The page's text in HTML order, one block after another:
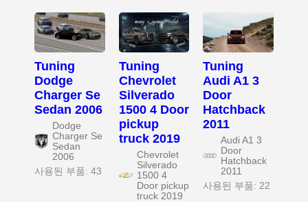
Tuning
Dodge
Charger Se
Sedan 2006
Dodge
Charger Se
Sedan
2006
사용된 부품: 43
Tuning
Chevrolet
Silverado
1500 4 Door
pickup
truck 2019
Chevrolet
Silverado
1500 4
Door pickup
truck 2019
Tuning
Audi A1 3
Door
Hatchback
2011
Audi A1 3
Door
Hatchback
2011
사용된 부품: 22